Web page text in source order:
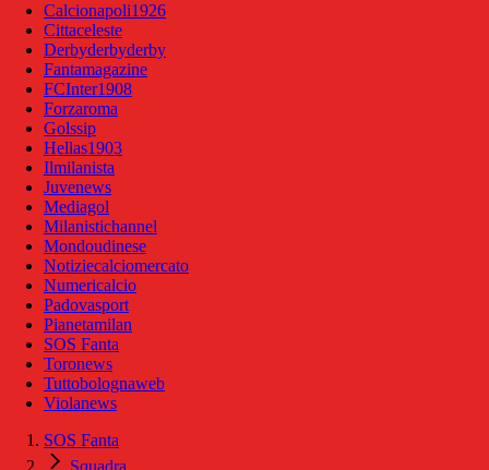
Calcionapoli1926
Cittaceleste
Derbyderbyderby
Fantamagazine
FCInter1908
Forzaroma
Golssip
Hellas1903
Ilmilanista
Juvenews
Mediagol
Milanistichannel
Mondoudinese
Notiziecalciomercato
Numericalcio
Padovasport
Pianetamilan
SOS Fanta
Toronews
Tuttobolognaweb
Violanews
SOS Fanta
Squadra